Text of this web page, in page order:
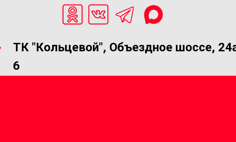
ТК "Кольцевой", Объездное шоссе,
6